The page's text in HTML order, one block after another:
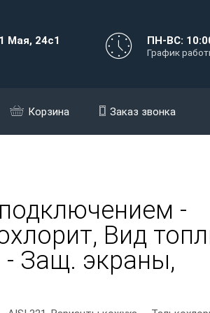
Мая, 24с1 ПН-ВС:
График
Корзина Заказ звонка
-
Вид
- Защ. экраны,